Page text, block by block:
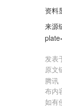
资料
来源
发表
原文
腾讯
布内
如有